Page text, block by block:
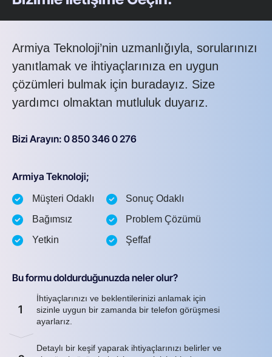
Armiya Teknoloji’nin uzmanlığıyla, sorularınızı
yanıtlamak ve ihtiyaçlarınıza en uygun
çözümleri bulmak için buradayız. Size
yardımcı olmaktan mutluluk duyarız.
Bizi Arayın: 0 850 346 0 276
Armiya Teknoloji;
Müşteri Odaklı
Bağımsız
Yetkin
Sonuç Odaklı
Problem Çözümü
Şeffaf
Bu formu doldurduğunuzda neler olur?
1
İhtiyaçlarınızı ve beklentilerinizi anlamak için
sizinle uygun bir zamanda bir telefon görüşmesi
ayarlarız.
Detaylı bir keşif yaparak ihtiyaçlarınızı belirler ve